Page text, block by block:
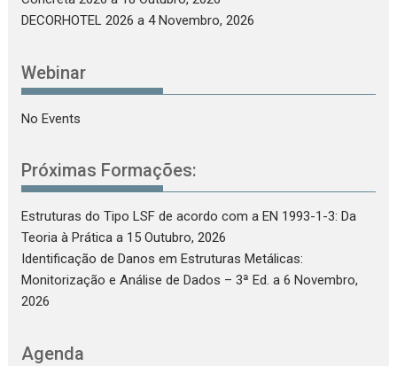
DECORHOTEL 2026 a 4 Novembro, 2026
Webinar
No Events
Próximas Formações:
Estruturas do Tipo LSF de acordo com a EN 1993-1-3: Da
Teoria à Prática a 15 Outubro, 2026
Identificação de Danos em Estruturas Metálicas:
Monitorização e Análise de Dados – 3ª Ed. a 6 Novembro,
2026
Agenda